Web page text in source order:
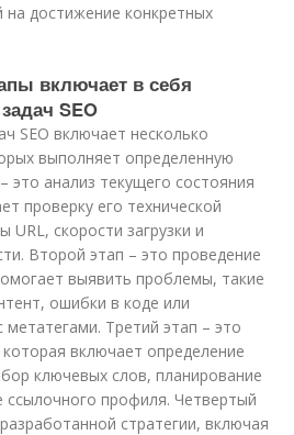
на достижение конкретных
включает в себя
SEO
SEO включает несколько
выполняет определенную
это анализ текущего состояния
проверку его технической
URL, скорости загрузки и
Второй этап – это проведение
выявить проблемы, такие
ошибки в коде или
Третий этап – это
включает определение
ключевых слов, планирование
ссылочного профиля. Четвертый
стратегии, включая